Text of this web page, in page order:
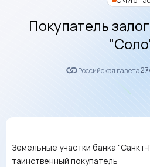
Покупатель
Российская газета
Земельные участки банка
таинственный покупатель